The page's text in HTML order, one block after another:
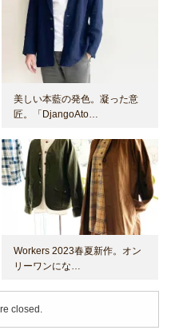
美しい本藍の発色。凝った意
匠。「DjangoAto…
Workers 2023春夏新作。オン
リーワンにな…
closed.